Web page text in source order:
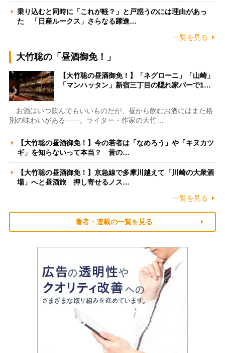
乗り込むと同時に「これが軽？」と戸惑うのには理由があっ
た 「日産ルークス」さらなる躍進…
一覧を見る
大竹聡の「昼酒御免！」
【大竹聡の昼酒御免！】「ネグローニ」「山崎」
「マンハッタン」新宿三丁目の隠れ家バーで1…
お酒はいつ飲んでもいいものだが、昼から飲むお酒にはまた格
別の味わいがある――。ライター・作家の大竹…
【大竹聡の昼酒御免！】今の若者は「なめろう」や「キヌカツ
ギ」を知らないって本当？ 昔の…
【大竹聡の昼酒御免！】京急線で多摩川越えて「川崎の大衆酒
場」へと昼酒旅 押し寄せるノス…
一覧を見る
著者・連載の一覧を見る